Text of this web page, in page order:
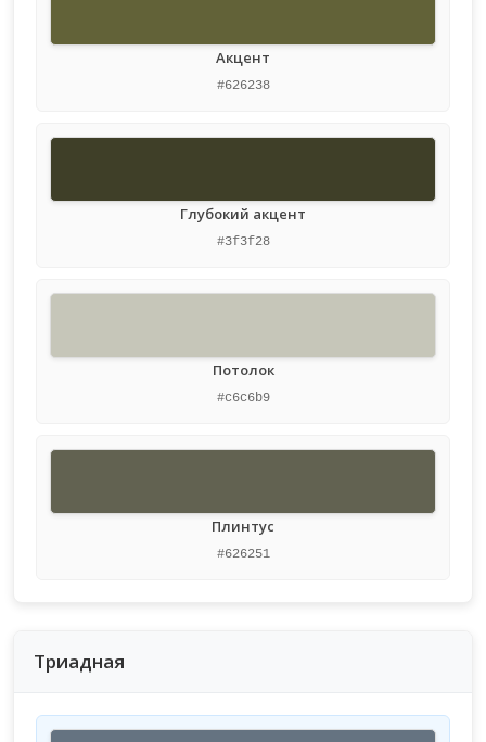
Акцент
#626238
Глубокий акцент
#3f3f28
Потолок
#c6c6b9
Плинтус
#626251
Триадная